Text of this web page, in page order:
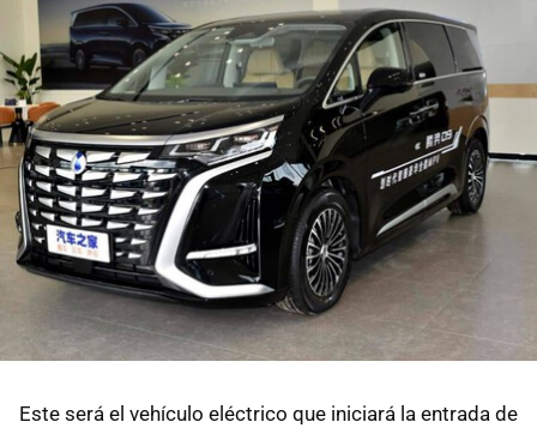
Este será el vehículo eléctrico que iniciará la entrada de